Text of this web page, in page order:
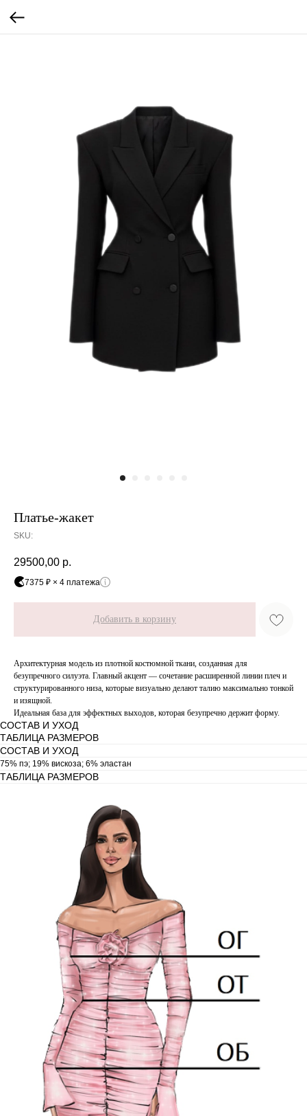
Платье-жакет
SKU:
29500,00 р.
7375 ₽ × 4 платежа
Добавить в корзину
Архитектурная модель из плотной костюмной ткани, созданная для
безупречного силуэта. Главный акцент — сочетание расширенной линии плеч и
структурированного низа, которые визуально делают талию максимально тонкой
и изящной.
Идеальная база для эффектных выходов, которая безупречно держит форму.
СОСТАВ И УХОД
ТАБЛИЦА РАЗМЕРОВ
СОСТАВ И УХОД
75% пэ; 19% вискоза; 6% эластан
ТАБЛИЦА РАЗМЕРОВ